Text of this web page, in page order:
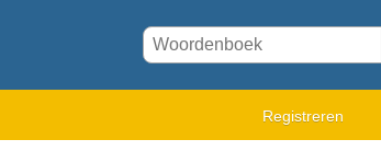
Registreren